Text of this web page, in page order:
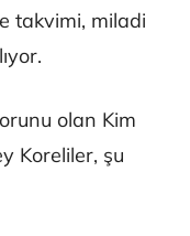
takvimi, miladi
olan Kim
Koreliler, şu